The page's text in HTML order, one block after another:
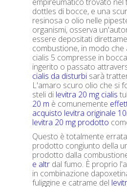
dottles di bocce, e una
resinosa o olio nelle
organismi, osserva
essere depositati
combustione, in modo che
cialis 5 compresse in
ingerito o passato
cialis da disturbi sarà
L'amaro scuro olio che si
steli di levitra 20 mg cialis
20 m è comunemente
acquisto levitra originale
levitra 20 mg prodotto
Questo è totalmente
prodotto congiunto della
prodotto dalla
e altr dal fumo. È proprio
in combinazione
fuliggine e catrame del